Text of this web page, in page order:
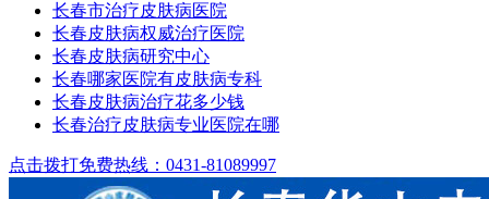
长春市治疗皮肤病医院
长春皮肤病权威治疗医院
长春皮肤病研究中心
长春哪家医院有皮肤病专科
长春皮肤病治疗花多少钱
长春治疗皮肤病专业医院在哪
点击拨打免费热线：0431-81089997